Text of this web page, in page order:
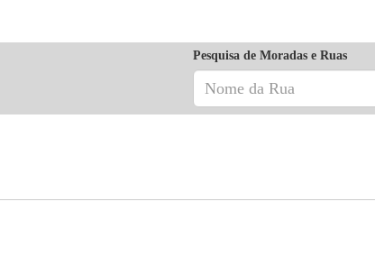
Pesquisa de Moradas e Ruas